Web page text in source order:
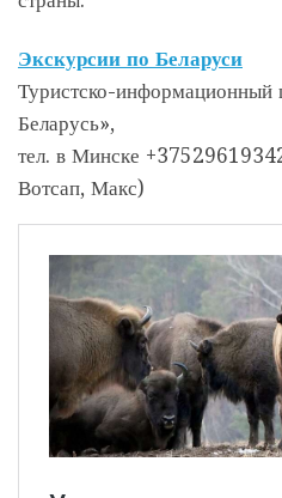
Экскурсии по Беларуси
Туристско-информационный
Беларусь»,
тел. в Минске
Вотсап, Макс)